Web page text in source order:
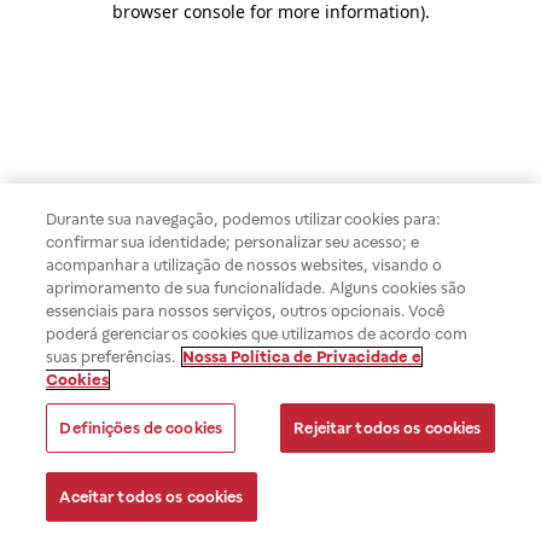
browser console for more information).
Durante sua navegação, podemos utilizar cookies para:
confirmar sua identidade; personalizar seu acesso; e
acompanhar a utilização de nossos websites, visando o
aprimoramento de sua funcionalidade. Alguns cookies são
essenciais para nossos serviços, outros opcionais. Você
poderá gerenciar os cookies que utilizamos de acordo com
suas preferências. Nossa Política de Privacidade e
Cookies
Definições de cookies Rejeitar todos os cookies
Aceitar todos os cookies